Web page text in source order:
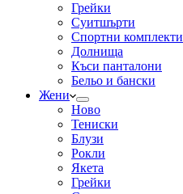
Грейки
Суитшърти
Спортни комплекти
Долнища
Къси панталони
Бельо и бански
Жени
Ново
Тениски
Блузи
Рокли
Якета
Грейки